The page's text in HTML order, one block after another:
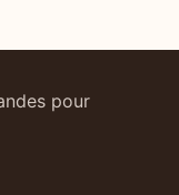
pour